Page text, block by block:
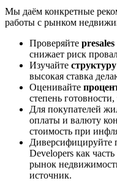
Мы даём конкретные
работы с рынком
Проверяйте presales
снижает риск
Изучайте
высокая ставка
Оценивайте
степень
Для покупателей
оплаты и валюту
стоимость при
Диверсифицируйте
Developers как
рынок
источник.